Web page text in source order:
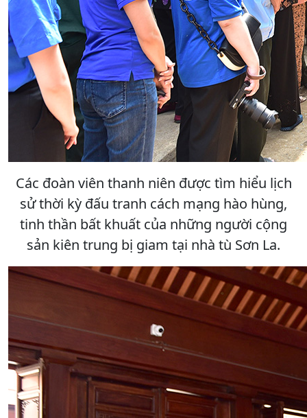
Các đoàn viên thanh niên được tìm hiểu lịch
sử thời kỳ đấu tranh cách mạng hào hùng,
tinh thần bất khuất của những người cộng
sản kiên trung bị giam tại nhà tù Sơn La.